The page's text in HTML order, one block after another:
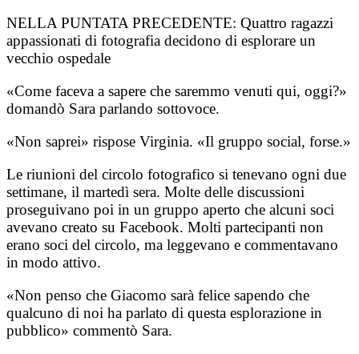
NELLA PUNTATA PRECEDENTE: Quattro ragazzi
appassionati di fotografia decidono di esplorare un
vecchio ospedale
«Come faceva a sapere che saremmo venuti qui, oggi?»
domandò Sara parlando sottovoce.
«Non saprei» rispose Virginia. «Il gruppo social, forse.»
Le riunioni del circolo fotografico si tenevano ogni due
settimane, il martedì sera. Molte delle discussioni
proseguivano poi in un gruppo aperto che alcuni soci
avevano creato su Facebook. Molti partecipanti non
erano soci del circolo, ma leggevano e commentavano
in modo attivo.
«Non penso che Giacomo sarà felice sapendo che
qualcuno di noi ha parlato di questa esplorazione in
pubblico» commentò Sara.